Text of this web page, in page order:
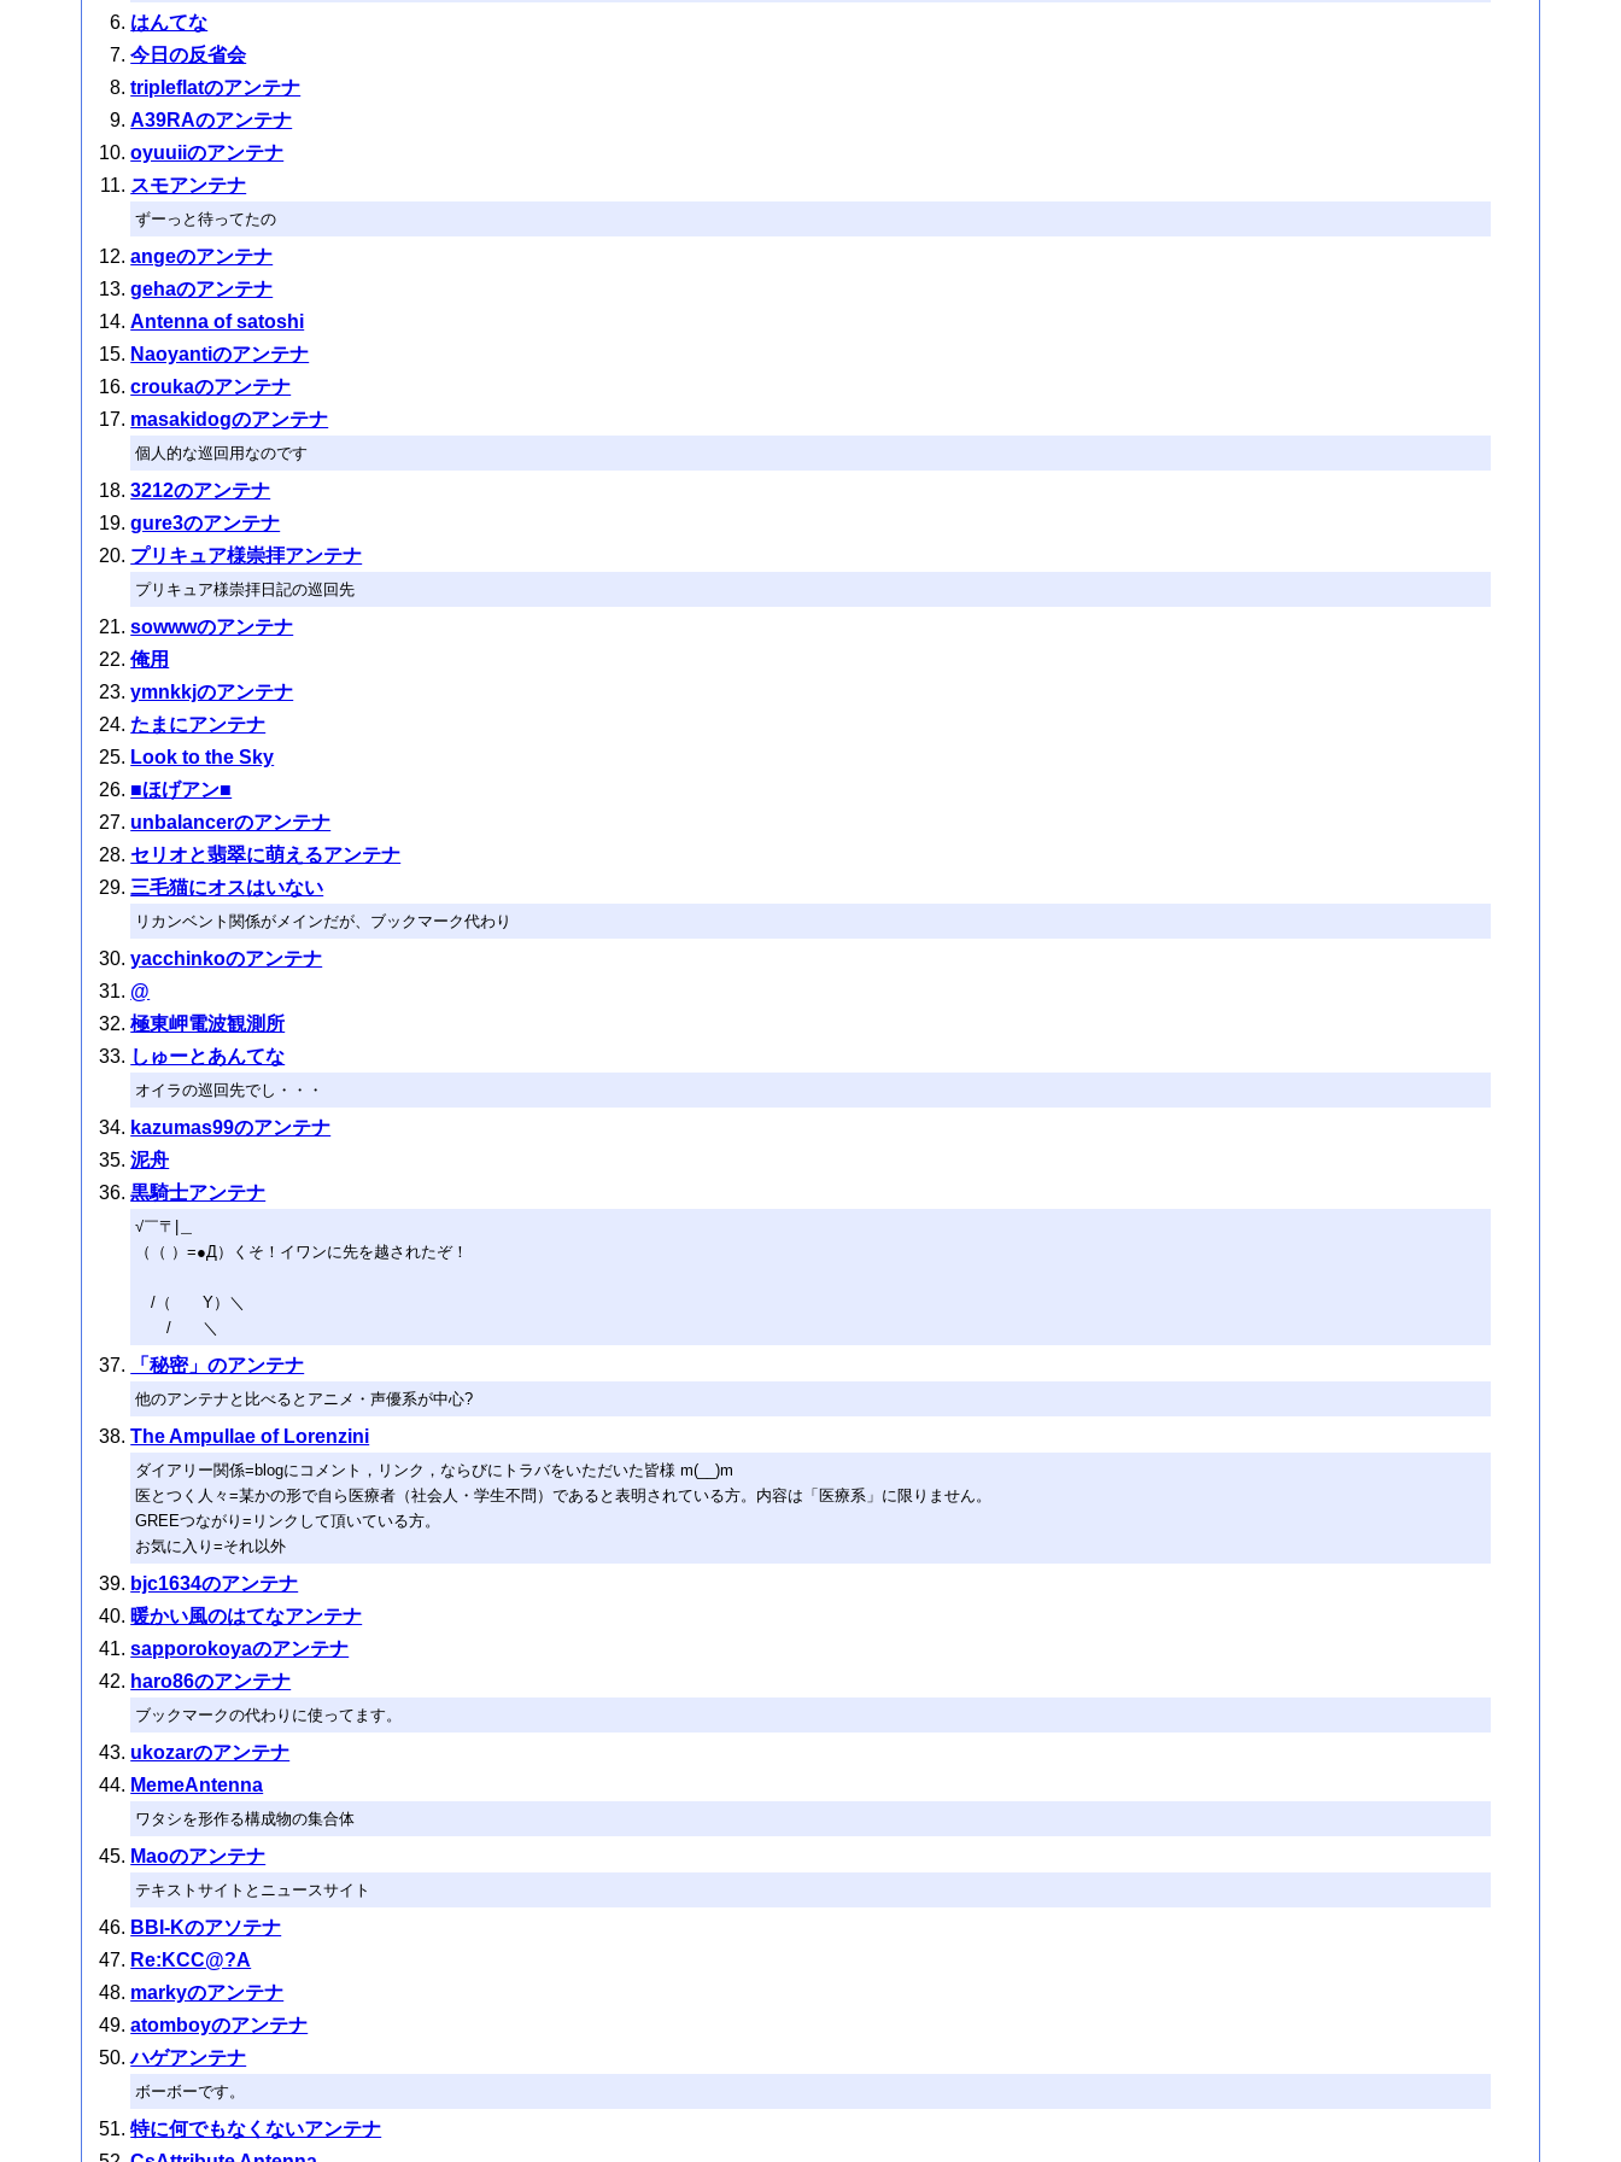
はんてな
今日の反省会
tripleflatのアンテナ
A39RAのアンテナ
oyuuiiのアンテナ
スモアンテナ
ずーっと待ってたの
angeのアンテナ
gehaのアンテナ
Antenna of satoshi
Naoyantiのアンテナ
croukaのアンテナ
masakidogのアンテナ
個人的な巡回用なのです
3212のアンテナ
gure3のアンテナ
プリキュア様崇拝アンテナ
プリキュア様崇拝日記の巡回先
sowwwのアンテナ
俺用
ymnkkjのアンテナ
たまにアンテナ
Look to the Sky
■ほげアン■
unbalancerのアンテナ
セリオと翡翠に萌えるアンテナ
三毛猫にオスはいない
リカンベント関係がメインだが、ブックマーク代わり
yacchinkoのアンテナ
@
極東岬電波観測所
しゅーとあんてな
オイラの巡回先でし・・・
kazumas99のアンテナ
泥舟
黒騎士アンテナ
√￣〒|＿
（（ ）=●Д）くそ！イワンに先を越されたぞ！
/（ Y）＼
/ ＼
「秘密」のアンテナ
他のアンテナと比べるとアニメ・声優系が中心?
The Ampullae of Lorenzini
ダイアリー関係=blogにコメント，リンク，ならびにトラバをいただいた皆様 m(__)m
医とつく人々=某かの形で自ら医療者（社会人・学生不問）であると表明されている方。内容は「医療系」に限りません。
GREEつながり=リンクして頂いている方。
お気に入り=それ以外
bjc1634のアンテナ
暖かい風のはてなアンテナ
sapporokoyaのアンテナ
haro86のアンテナ
ブックマークの代わりに使ってます。
ukozarのアンテナ
MemeAntenna
ワタシを形作る構成物の集合体
Maoのアンテナ
テキストサイトとニュースサイト
BBI-Kのアソテナ
Re:KCC@?A
markyのアンテナ
atomboyのアンテナ
ハゲアンテナ
ボーボーです。
特に何でもなくないアンテナ